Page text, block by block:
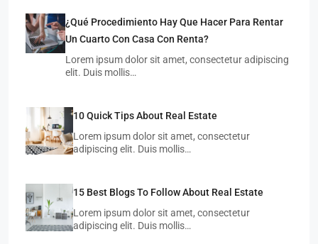
¿Qué Procedimiento Hay Que Hacer Para Rentar
Un Cuarto Con Casa Con Renta?
Lorem ipsum dolor sit amet, consectetur adipiscing
elit. Duis mollis…
10 Quick Tips About Real Estate
Lorem ipsum dolor sit amet, consectetur
adipiscing elit. Duis mollis…
15 Best Blogs To Follow About Real Estate
Lorem ipsum dolor sit amet, consectetur
adipiscing elit. Duis mollis…